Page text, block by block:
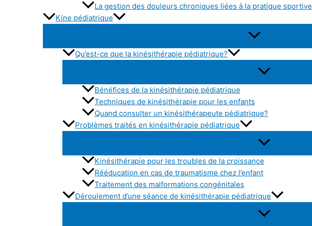
La gestion des douleurs chroniques liées à la pratique sportive
Kine pédiatrique
Qu’est-ce que la kinésithérapie pédiatrique?
Bénéfices de la kinésithérapie pédiatrique
Techniques de kinésithérapie pour les enfants
Quand consulter un kinésithérapeute pédiatrique?
Problèmes traités en kinésithérapie pédiatrique
Kinésithérapie pour les troubles de la croissance
Rééducation en cas de traumatisme chez l’enfant
Traitement des malformations congénitales
Déroulement d’une séance de kinésithérapie pédiatrique